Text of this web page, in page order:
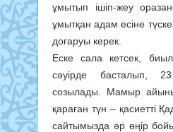
ұмытып ішіп-жеу
ұмытқан адам есіне
доғаруы керек.
Еске сала кетсек,
сәуірде басталып,
созылады. Мамыр
қараған түн – қасиетті
сайтымызда әр өңір